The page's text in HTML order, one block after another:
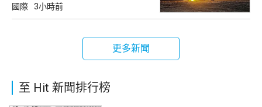
國際 3小時前
更多新聞
至 Hit 新聞排行榜